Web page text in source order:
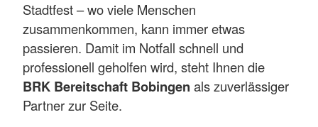
Stadtfest – wo viele Menschen
zusammenkommen, kann immer etwas
passieren. Damit im Notfall schnell und
professionell geholfen wird, steht Ihnen die
BRK Bereitschaft Bobingen als zuverlässiger
Partner zur Seite.